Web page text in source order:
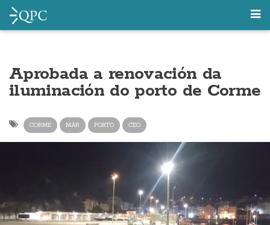
Aprobada a renovación da
iluminación do porto de Corme
CORME MAR PORTO CEO